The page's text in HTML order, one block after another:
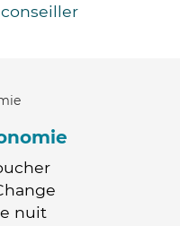
nuit